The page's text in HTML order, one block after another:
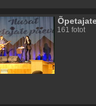
161 fotot